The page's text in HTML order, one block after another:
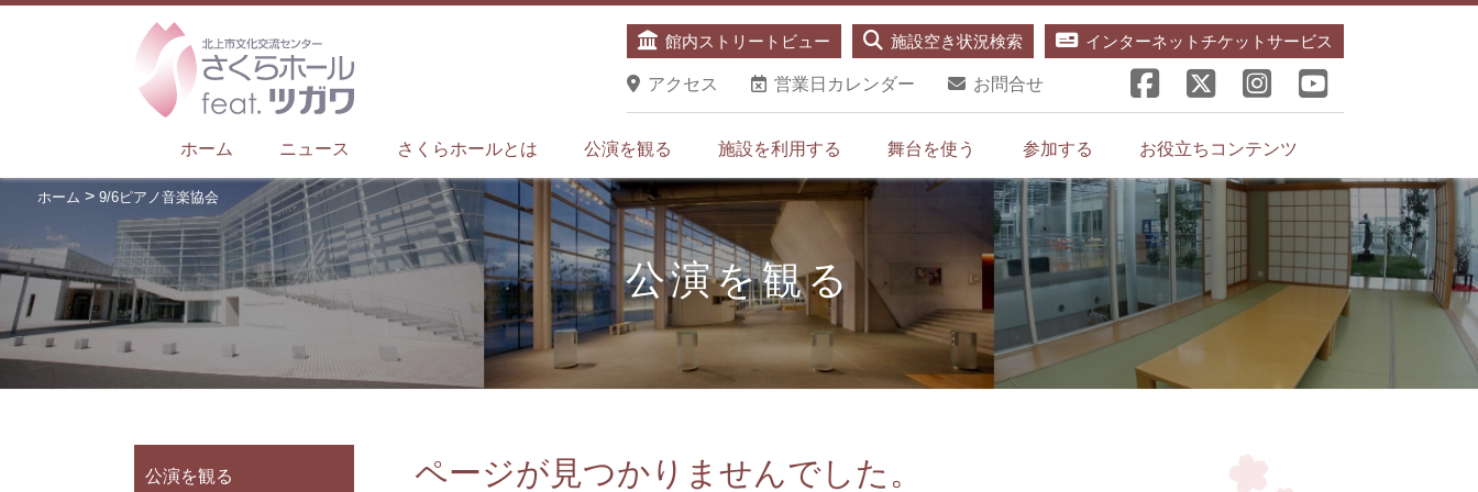
館内ストリートビュー 施設空き状況検索 インターネットチケットサービス
アクセス 営業日カレンダー お問合せ
ホーム ニュース さくらホールとは 公演を観る 施設を利用する 舞台を使う 参加する お役立ちコンテンツ
公演を観る
ホーム > 9/6ピアノ音楽協会
公演を観る ページが見つかりませんでした。